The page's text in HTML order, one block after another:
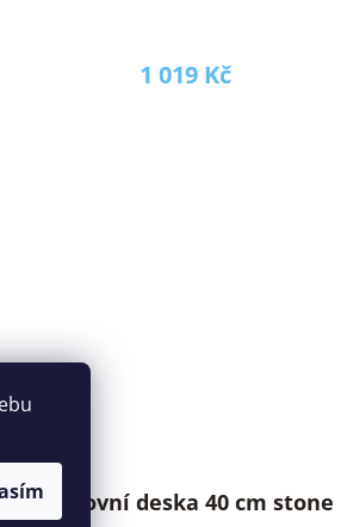
1 019 Kč
Pracovní deska 40 cm stone